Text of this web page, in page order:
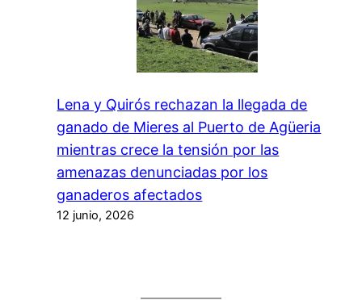
Lena y Quirós rechazan la llegada de
ganado de Mieres al Puerto de Agüeria
mientras crece la tensión por las
amenazas denunciadas por los
ganaderos afectados
12 junio, 2026